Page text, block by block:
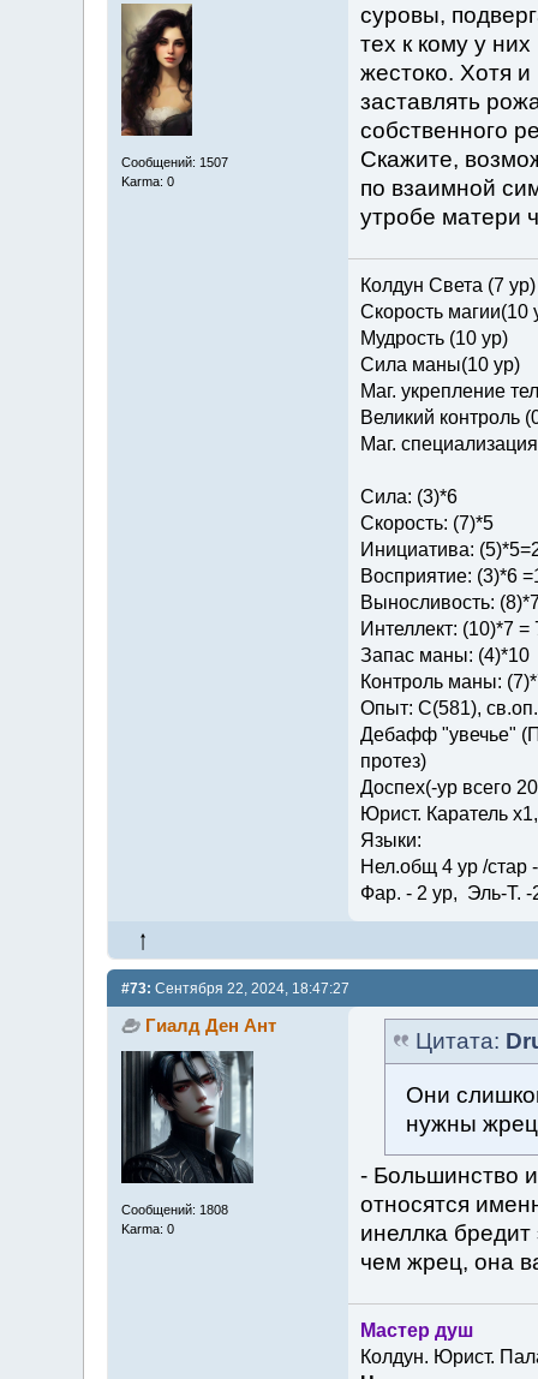
Сообщений: 1507
Karma: 0
суровы,
тех к кому у
жестоко. Хотя
заставлять
собственного
Скажите,
по взаимной
утробе матери
Колдун Света (7
Скорость магии(10
Мудрость (10 ур)
Сила маны(10 ур)
Маг. укрепление
Великий контроль
Маг.
Сила: (3)*6
Скорость: (7)*5
Инициатива:
Восприятие: (3)*6
Выносливость:
Интеллект: (10)*7 =
Запас маны: (4)*10
Контроль маны:
Опыт: C(581),
Дебафф "увечье"
протез)
Доспех(-ур всего
Юрист. Каратель
Языки:
Нел.общ 4 ур /стар
Фар. - 2 ур, Эль-Т. -
#73: Сентября 22, 2024, 18:47:27
Гиалд Ден Ант
Сообщений: 1808
Karma: 0
Цитата:
Они
нужны
- Большинство
относятся
инеллка
чем жрец, она
Мастер душ
Колдун. Юрист.